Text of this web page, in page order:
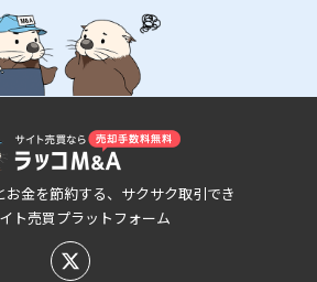
お金を節約する、サクサク取引でき
ト売買プラットフォーム